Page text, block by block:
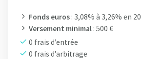
Fonds euros : 3,08% à 3,26% en
Versement minimal : 500 €
0 frais d’entrée
0 frais d’arbitrage